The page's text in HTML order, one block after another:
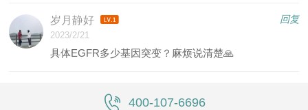
回复
岁月静好
2023/2/21
具体EGFR多少基因突变？麻烦说清楚🙏
400-107-6696